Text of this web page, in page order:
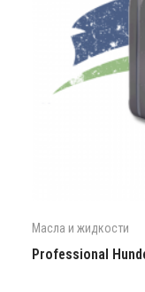
Масла и жидкости
Professional